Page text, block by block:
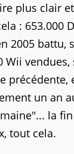
plus clair
: 653.000
2005 battu,
Wii
précédente,
un an
la
tout cela.